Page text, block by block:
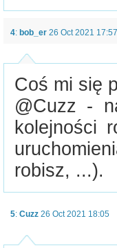
4: bob_er 26 Oct 2021 17:57
Coś mi się
@Cuzz -
kolejności
robisz, ...).
5: Cuzz 26 Oct 2021 18:05